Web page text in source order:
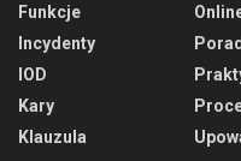
Funkcje
Incydenty
IOD
Kary
Klauzula